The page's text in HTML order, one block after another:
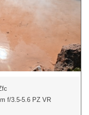
f/3.5-5.6 PZ VR